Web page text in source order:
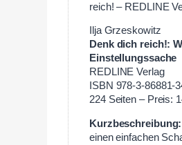
reich! – REDLINE
Ilja Grzeskowitz
Denk dich reich!:
Einstellungssache
REDLINE Verlag
ISBN 978-3-86881-
224 Seiten – Preis:
Kurzbeschreibung:
einen einfachen